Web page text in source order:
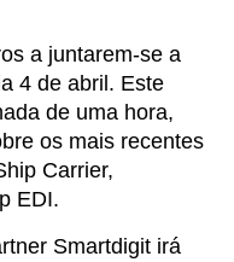
a juntarem-se a
4 de abril. Este
de uma hora,
os mais recentes
Carrier,
EDI.
Smartdigit irá